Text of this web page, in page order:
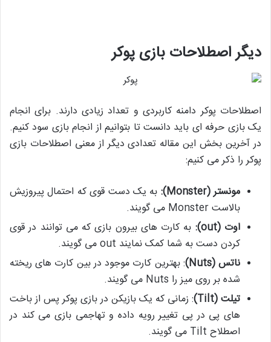
دیگر اصطلاحات بازی پوکر
اصطلاحات پوکر دامنه کاربردی و تعداد زیادی دارند. برای انجام
یک بازی حرفه ای باید دانست تا بتوانیم از انجام بازی سود کنیم.
در آخرین بخش این مقاله تعدادی دیگر از معنی اصطلاحات بازی
پوکر را ذکر می کنیم:
مونستر (Monster
): به یک دست قوی که احتمال پیروزیش
بالاست Monster می گویند.
اوت (out
): به کارت های بیرون بازی که می توانند در قوی
کردن دست به شما کمک نمایند out می گویند.
ناتس (Nuts
): بهترین کارت موجود در بین کارت های ریخته
شده بر روی میز را Nuts می گویند.
تیلت (Tilt
): زمانی که یک بازیکن در بازی پوکر پس از باخت
های پی در پی تغییر رویه داده و تهاجمی بازی می کند در
اصطلاح Tilt می گویند.